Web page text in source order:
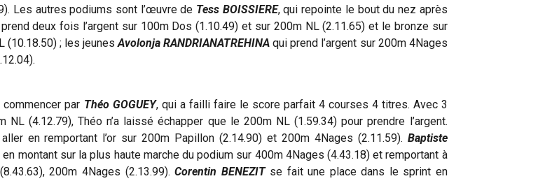
Les autres podiums sont l’œuvre de Tess BOISSIERE, qui repointe le bout du nez après
deux fois l’argent sur 100m Dos (1.10.49) et sur 200m NL (2.11.65) et le bronze sur
(10.18.50) ; les jeunesAvolonja RANDRIANATREHINA qui prend l’argent sur 200m 4Nages
par Théo GOGUEY, qui a failli faire le score parfait 4 courses 4 titres. Avec 3
(4.12.79), Théo n’a laissé échapper que le 200m NL (1.59.34) pour prendre l’argent.
en remportant l’or sur 200m Papillon (2.14.90) et 200m 4Nages (2.11.59). Baptiste
montant sur la plus haute marche du podium sur 400m 4Nages (4.43.18) et remportant à
200m 4Nages (2.13.99).Corentin BENEZITse fait une place dans le sprint en